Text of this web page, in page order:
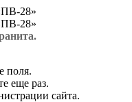
поля.
еще раз.
сайта.